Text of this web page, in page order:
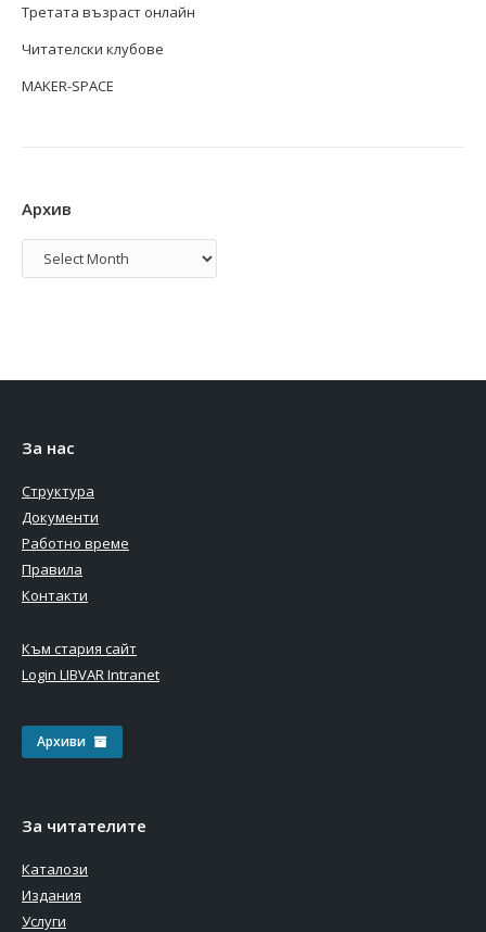
Третата възраст онлайн
Читателски клубове
MAKER-SPACE
Архив
Архив
За нас
Структура
Документи
Работно време
Правила
Контакти
Към стария сайт
Login LIBVAR Intranet
Архиви
За читателите
Каталози
Издания
Услуги